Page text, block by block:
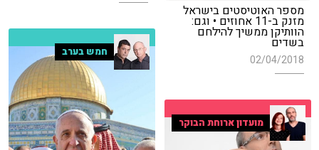
מספר האוטיסטים בישראל
מזנק ב-11 אחוזים • וגם:
הוותיקן ממשיך להילחם
בשדים
02/04/2018
חמש בערב
מועדון ארוחת הבוקר